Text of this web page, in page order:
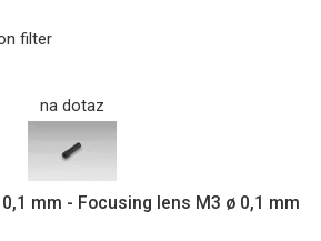
filter
na dotaz
mm - Focusing lens M3 ø 0,1 mm